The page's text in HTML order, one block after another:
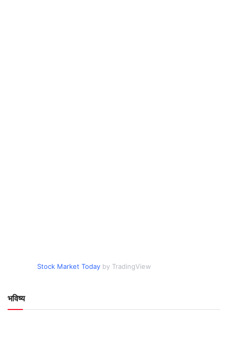
Stock Market Today by TradingView
भविष्य